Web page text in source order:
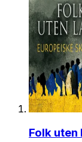
Folk uten